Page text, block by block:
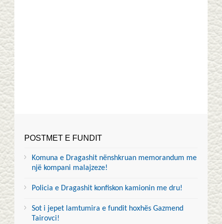
POSTMET E FUNDIT
Komuna e Dragashit nënshkruan memorandum me
një kompani malajzeze!
Policia e Dragashit konfiskon kamionin me dru!
Sot i jepet lamtumira e fundit hoxhës Gazmend
Tairovci!